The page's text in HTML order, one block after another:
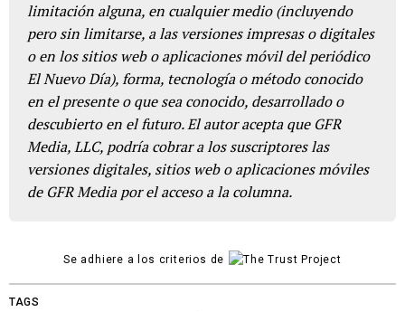
limitación alguna, en cualquier medio (incluyendo
pero sin limitarse, a las versiones impresas o digitales
o en los sitios web o aplicaciones móvil del periódico
El Nuevo Día), forma, tecnología o método conocido
en el presente o que sea conocido, desarrollado o
descubierto en el futuro. El autor acepta que GFR
Media, LLC, podría cobrar a los suscriptores las
versiones digitales, sitios web o aplicaciones móviles
de GFR Media por el acceso a la columna.
Se adhiere a los criterios de
TAGS